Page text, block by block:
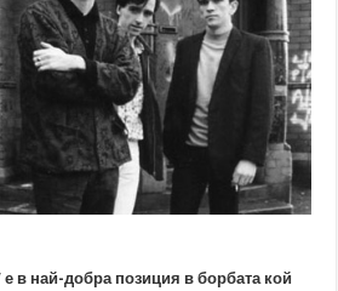
е в най-добра позиция в борбата кой